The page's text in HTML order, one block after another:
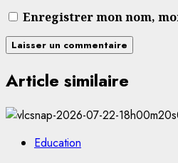
Enregistrer mon nom,
Article similaire
Education